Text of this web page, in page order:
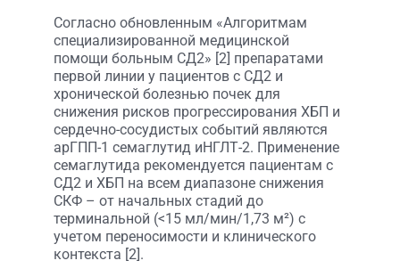
Согласно обновленным «Алгоритмам
специализированной медицинской
помощи больным СД2» [2] препаратами
первой линии у пациентов с СД2 и
хронической болезнью почек для
снижения рисков прогрессирования ХБП и
сердечно-сосудистых событий являются
арГПП-1 семаглутид иНГЛТ-2. Применение
семаглутида рекомендуется пациентам с
СД2 и ХБП на всем диапазоне снижения
СКФ – от начальных стадий до
терминальной (<15 мл/мин/1,73 м²) с
учетом переносимости и клинического
контекста [2].